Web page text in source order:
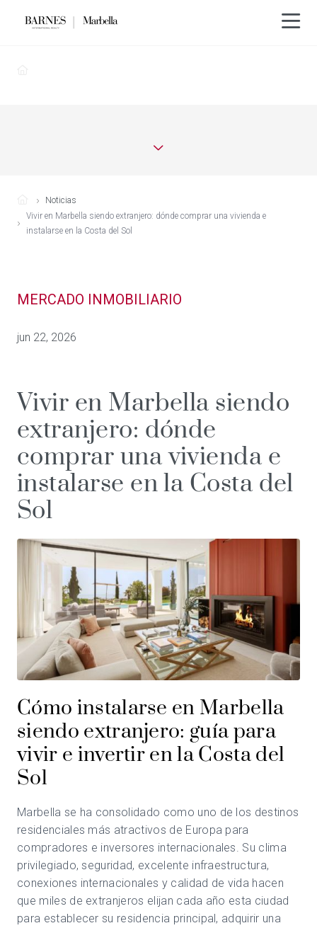
Noticias
Vivir en Marbella siendo extranjero: dónde comprar una vivienda e
instalarse en la Costa del Sol
MERCADO INMOBILIARIO
jun 22, 2026
Vivir en Marbella siendo
extranjero: dónde
comprar una vivienda e
instalarse en la Costa del
Sol
Cómo instalarse en Marbella
siendo extranjero: guía para
vivir e invertir en la Costa del
Sol
Marbella se ha consolidado como uno de los destinos
residenciales más atractivos de Europa para
compradores e inversores internacionales. Su clima
privilegiado, seguridad, excelente infraestructura,
conexiones internacionales y calidad de vida hacen
que miles de extranjeros elijan cada año esta ciudad
para establecer su residencia principal, adquirir una